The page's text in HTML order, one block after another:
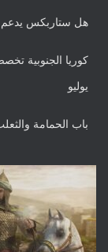
هل ستاربكس يدعم
يوليو
باب الحمامة